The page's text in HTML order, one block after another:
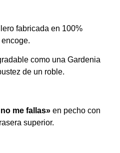
fabricada en 100%
como una Gardenia
de un roble.
me fallas» en pecho con
superior.